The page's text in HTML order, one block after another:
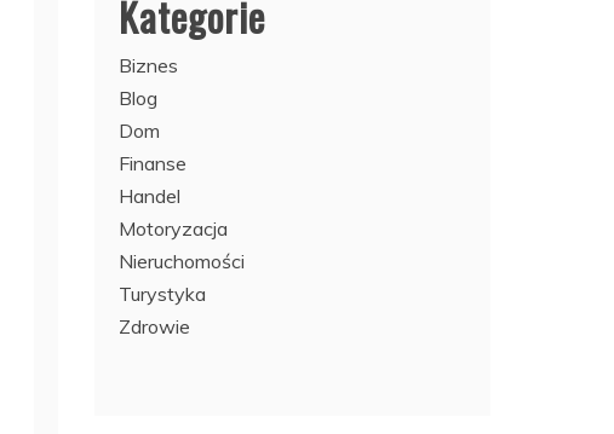
Kategorie
Biznes
Blog
Dom
Finanse
Handel
Motoryzacja
Nieruchomości
Turystyka
Zdrowie